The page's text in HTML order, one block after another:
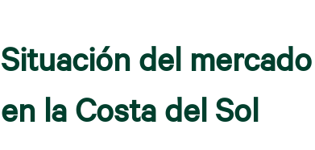
Situación del
en la Costa del Sol